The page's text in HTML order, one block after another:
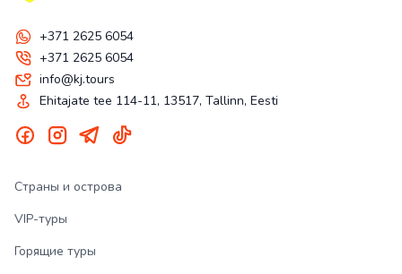
+371 2625 6054
+371 2625 6054
info@kj.tours
Ehitajate tee 114-11, 13517, Tallinn, Eesti
Страны и острова
VIP-туры
Горящие туры